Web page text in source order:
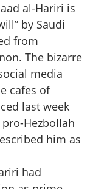
al-Hariri is
by Saudi
from
The bizarre
media
cafes of
last week
Hezbollah
him as
had